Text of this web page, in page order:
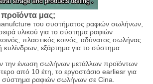
προϊόντα μας;
του συστήματος ραφιών σωλήνων,
υλικού για το σύστημα ραφιών
πλαστικός κοινός, αδύνατος σωλήνας
κυλίνδρων, εξάρτημα για το σύστημα
την ένωση σωλήνων μετάλλων προϊόντων
από 10 έτη, το εργοστάσιο earliesr για
σύστημα ραφιών σωλήνων σε Cina.